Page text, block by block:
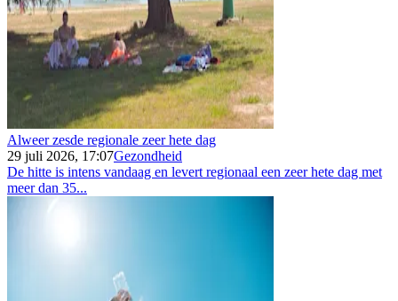
Alweer zesde regionale zeer hete dag
29 juli 2026, 17:07Gezondheid
De hitte is intens vandaag en levert regionaal een zeer hete dag met
meer dan 35...